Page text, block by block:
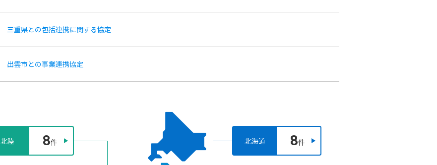
三重県との包括連携に関する協定
出雲市との事業連携協定
北海道 8件
北陸 8件